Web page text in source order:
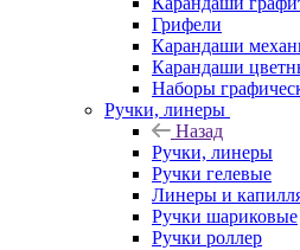
Грифели
Карандаши
Карандаши
Наборы
Ручки, линеры
Назад
Ручки, линеры
Ручки гелевые
Линеры и
Ручки шариковые
Ручки роллер